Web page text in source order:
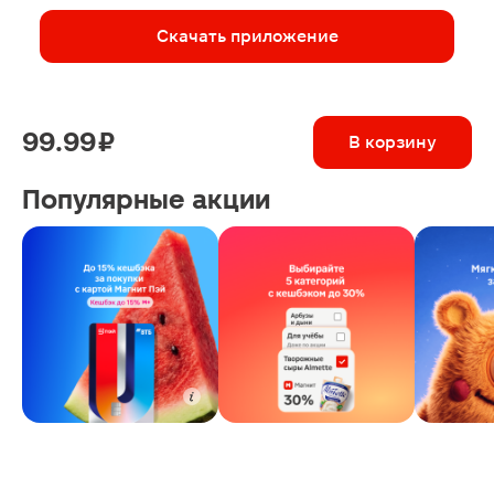
Скачать приложение
99.99 ₽ В корзину
Популярные акции